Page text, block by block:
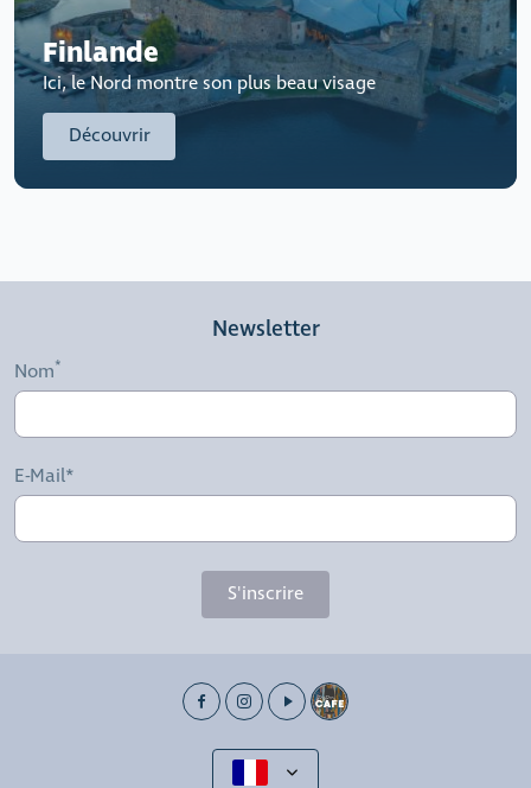
Finlande
Ici, le Nord montre son plus beau visage
Découvrir
Newsletter
Nom
E-Mail*
S'inscrire